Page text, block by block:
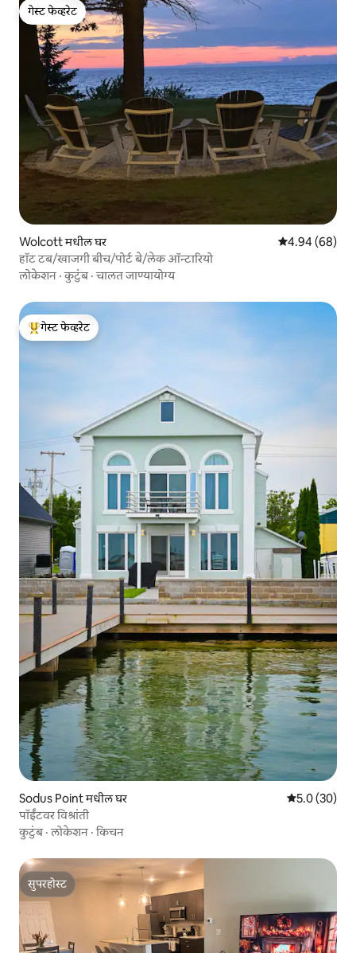
गेस्ट फेव्हरेट
गेस्ट फेव्हरेट
Wolcott मधील घर 5 पैकी 4.94
4.94 (68)
हॉट टब/खाजगी बीच/पोर्ट बे/लेक ऑन्टारियो
लोकेशन ·कुटुंब·चालत जाण्यायोग्य
टॉप गेस्ट फेव्हरेट
गेस्ट फेव्हरेट
Sodus Point मधील घर 5 पैकी 5.0
5.0 (30)
पॉईंटवर विश्रांती
कुटुंब·लोकेशन ·किचन
सुपरहोस्ट
सुपरहोस्ट